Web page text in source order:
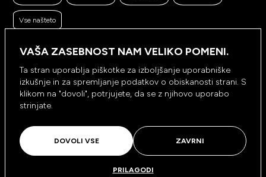
Vse našteto
Da, dovolim
Ne, ne
zanimivo vsebino, bi želeli meriti odzive na poslana
sporočila. Ali nam dovolite, da beležimo, hranimo
prikaze prejetih sporočil ter klike na povezave v
prejetih sporočilih? *
NAROČI SE
VAŠA ZASEBNOST NAM VELIKO POMENI.
Ta stran uporablja piškotke za izboljšanje uporabniške
izkušnje in za spremljanje podatkov o obiskanosti strani. S
klikom na "dovoli", potrjujete, da se z njihovo uporabo
strinjate.
DOVOLI VSE ZAVRNI
PRILAGODI